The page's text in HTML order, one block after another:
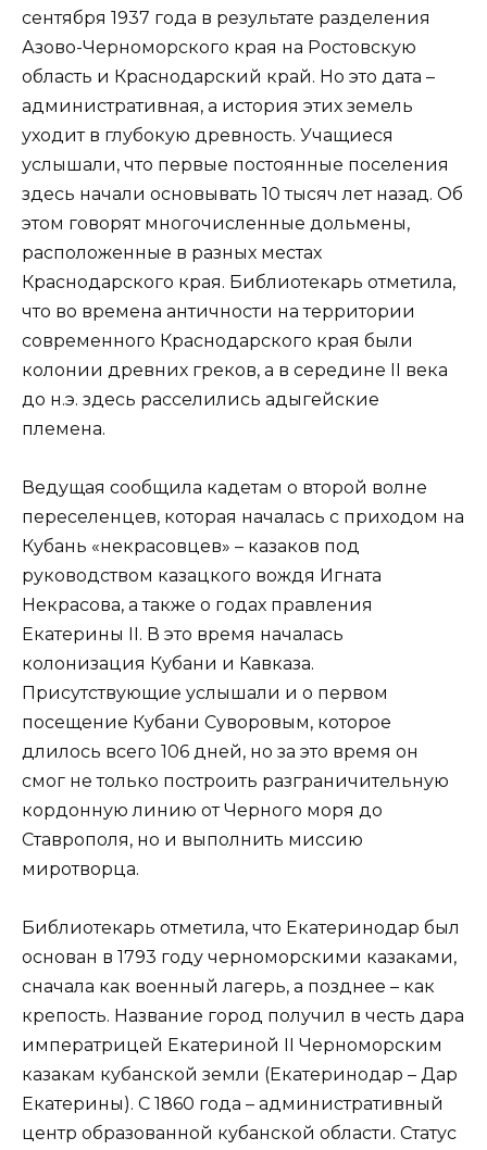
сентября 1937 года в результате разделения
Азово-Черноморского края на Ростовскую
область и Краснодарский край. Но это дата –
административная, а история этих земель
уходит в глубокую древность. Учащиеся
услышали, что первые постоянные поселения
здесь начали основывать 10 тысяч лет назад. Об
этом говорят многочисленные дольмены,
расположенные в разных местах
Краснодарского края. Библиотекарь отметила,
что во времена античности на территории
современного Краснодарского края были
колонии древних греков, а в середине II века
до н.э. здесь расселились адыгейские
племена.
Ведущая сообщила кадетам о второй волне
переселенцев, которая началась с приходом на
Кубань «некрасовцев» – казаков под
руководством казацкого вождя Игната
Некрасова, а также о годах правления
Екатерины II. В это время началась
колонизация Кубани и Кавказа.
Присутствующие услышали и о первом
посещение Кубани Суворовым, которое
длилось всего 106 дней, но за это время он
смог не только построить разграничительную
кордонную линию от Черного моря до
Ставрополя, но и выполнить миссию
миротворца.
Библиотекарь отметила, что Екатеринодар был
основан в 1793 году черноморскими казаками,
сначала как военный лагерь, а позднее – как
крепость. Название город получил в честь дара
императрицей Екатериной II Черноморским
казакам кубанской земли (Екатеринодар – Дар
Екатерины). С 1860 года – административный
центр образованной кубанской области. Статус